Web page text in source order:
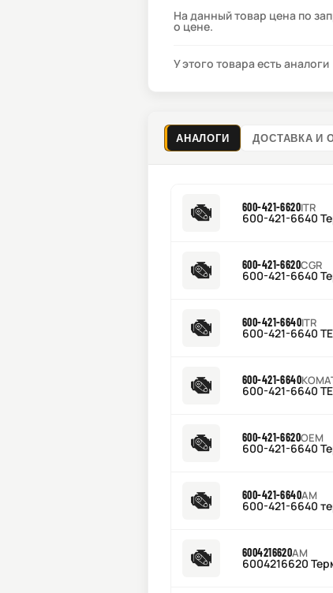
На данный товар цена по
о цене.
У этого товара есть аналоги
АНАЛОГИ ДОСТАВКА И
600-421-6620ITR
600-421-6640
600-421-6620CGR
600-421-6640
600-421-6640ITR
600-421-6640
600-421-6640
600-421-6640
600-421-6620OEM
600-421-6640
600-421-6640AM
600-421-6640
6004216620AM
6004216620